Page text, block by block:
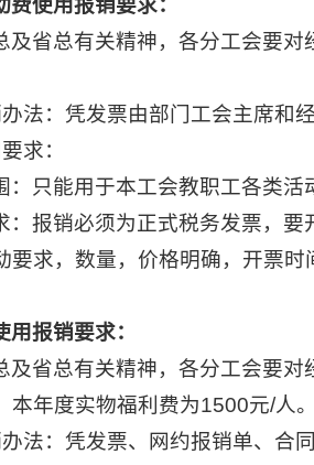
费使用报销要求：
及省总有关精神，各分工会要
法：凭发票由部门工会主席和
求：
：只能用于本工会教职工各类活
：报销必须为正式税务发票，要
要求，数量，价格明确，开票
用报销要求：
及省总有关精神，各分工会要
本年度实物福利费为1500元/人。
法：凭发票、网约报销单、合